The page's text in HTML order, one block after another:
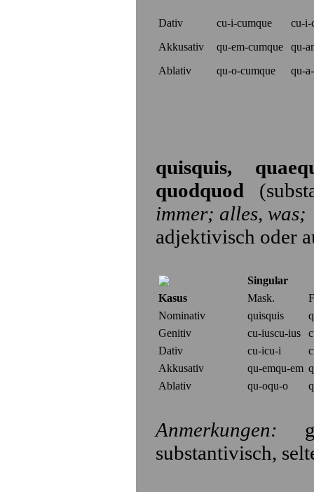
Dativ cu-i-cumque cu-i-
Akkusativ
qu-em-cumque qu-
Ablativ
qu-o-cumque qu-a
quisquis,
quodquod
immer; alles, was;
adjektivisch oder
Singular
Kasus
Mask.
Nominativ
quisquis
Genitiv
cu-iuscu-ius
Dativ
cu-icu-i
Akkusativ
qu-emqu-em
Ablativ
qu-oqu-o
Anmerkungen:
substantivisch,